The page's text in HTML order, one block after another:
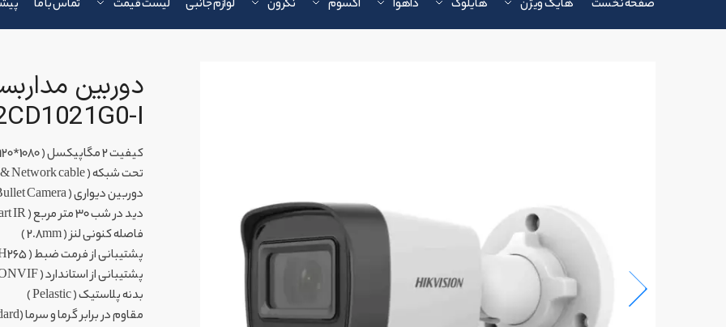
صفحه نخست هایک ویژن هایلوک داهوا اکسوم نگرون لوازم جانبی لیست قیمت تماس با ما
I
کیفیت 2 مگاپیکسل ( 1080*1920 )
تحت شبکه ( RG45 & Network cable )
دوربین دیواری ( Bullet Camera )
دید در شب 30 متر مربع ( EXIR 2.0, Smart IR )
فاصله کنونی لنز ( 2.8mm )
پشتیبانی از فرمت ضبط ( H264 +H265+)
پشتیبانی از استاندارد ( ONVIF )
بدنه پلاستیک ( Pelastic )
مقاوم در برابر گرما و سرما (IP66 standard )